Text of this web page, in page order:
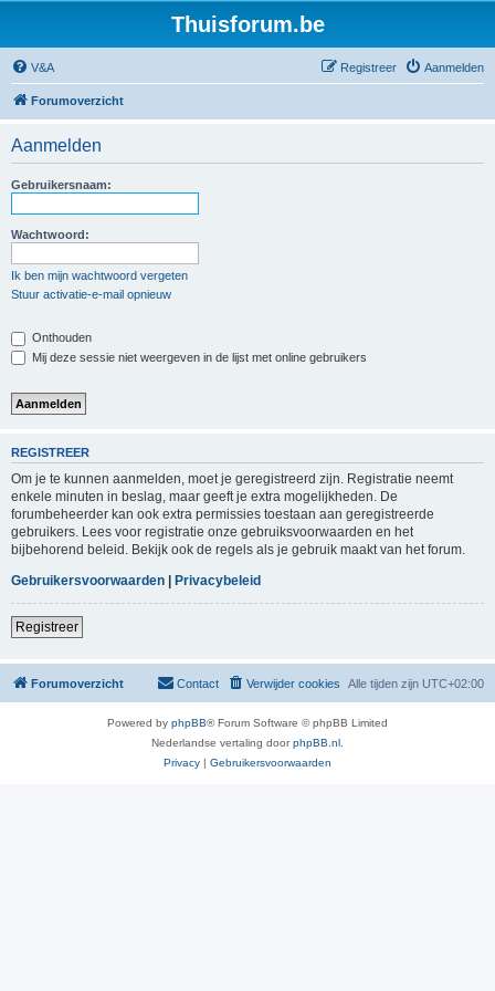
Thuisforum.be
V&A Aanmelden
Registreer
Forumoverzicht
Aanmelden
Gebruikersnaam:
Wachtwoord:
Ik ben mijn wachtwoord vergeten
Stuur activatie-e-mail opnieuw
Onthouden
Mij deze sessie niet weergeven in de lijst met online gebruikers
REGISTREER
Om je te kunnen aanmelden, moet je geregistreerd zijn. Registratie neemt
enkele minuten in beslag, maar geeft je extra mogelijkheden. De
forumbeheerder kan ook extra permissies toestaan aan geregistreerde
gebruikers. Lees voor registratie onze gebruiksvoorwaarden en het
bijbehorend beleid. Bekijk ook de regels als je gebruik maakt van het forum.
Gebruikersvoorwaarden | Privacybeleid
Registreer
Forumoverzicht Alle tijden zijn UTC+02:00
Verwijder cookies
Contact
Powered by phpBB® Forum Software © phpBB Limited
Nederlandse vertaling doorphpBB.nl
Privacy | Gebruikersvoorwaarden